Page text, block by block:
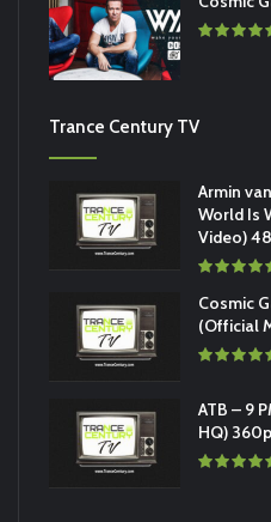
Trance Century TV
Armin
World Is
Video)
Cosmic
(Official
ATB – 9
HQ) 360p